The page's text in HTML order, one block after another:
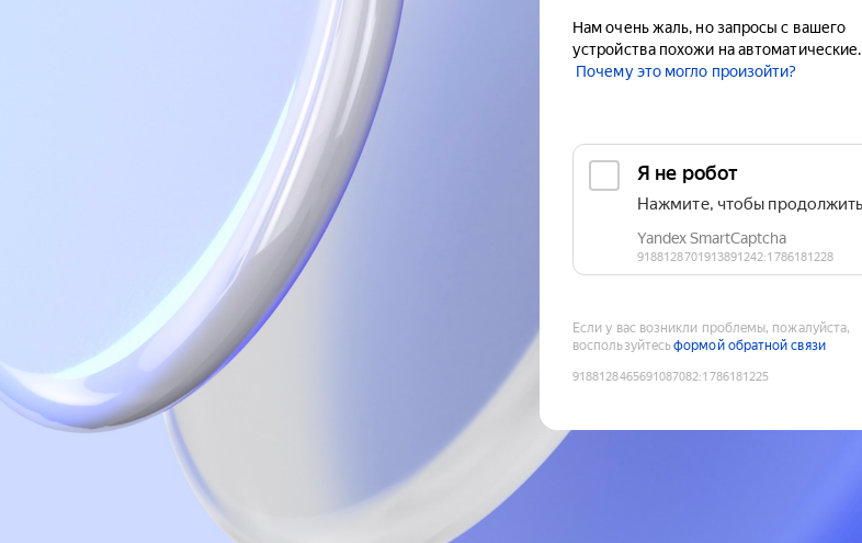
Нам очень жаль, но запросы с вашего
устройства похожи на автоматические.
Почему это могло произойти?
Если у вас возникли проблемы, пожалуйста,
воспользуйтесьформой обратной связи
9188128465691087082:1786181225